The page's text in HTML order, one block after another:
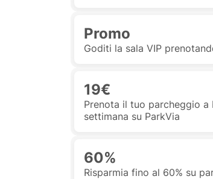
Promo
Goditi la sala VIP
19€
Prenota il tuo parcheggio a
settimana su ParkVia
60%
Risparmia fino al 60% su